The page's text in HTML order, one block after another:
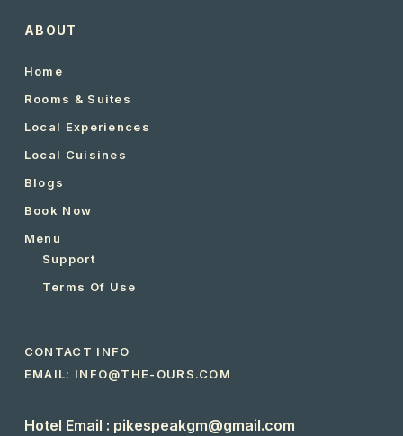
ABOUT
Home
Rooms & Suites
Local Experiences
Local Cuisines
Blogs
Book Now
Menu
Support
Terms Of Use
CONTACT INFO
EMAIL: INFO@THE-OURS.COM
Hotel Email : pikespeakgm@gmail.com